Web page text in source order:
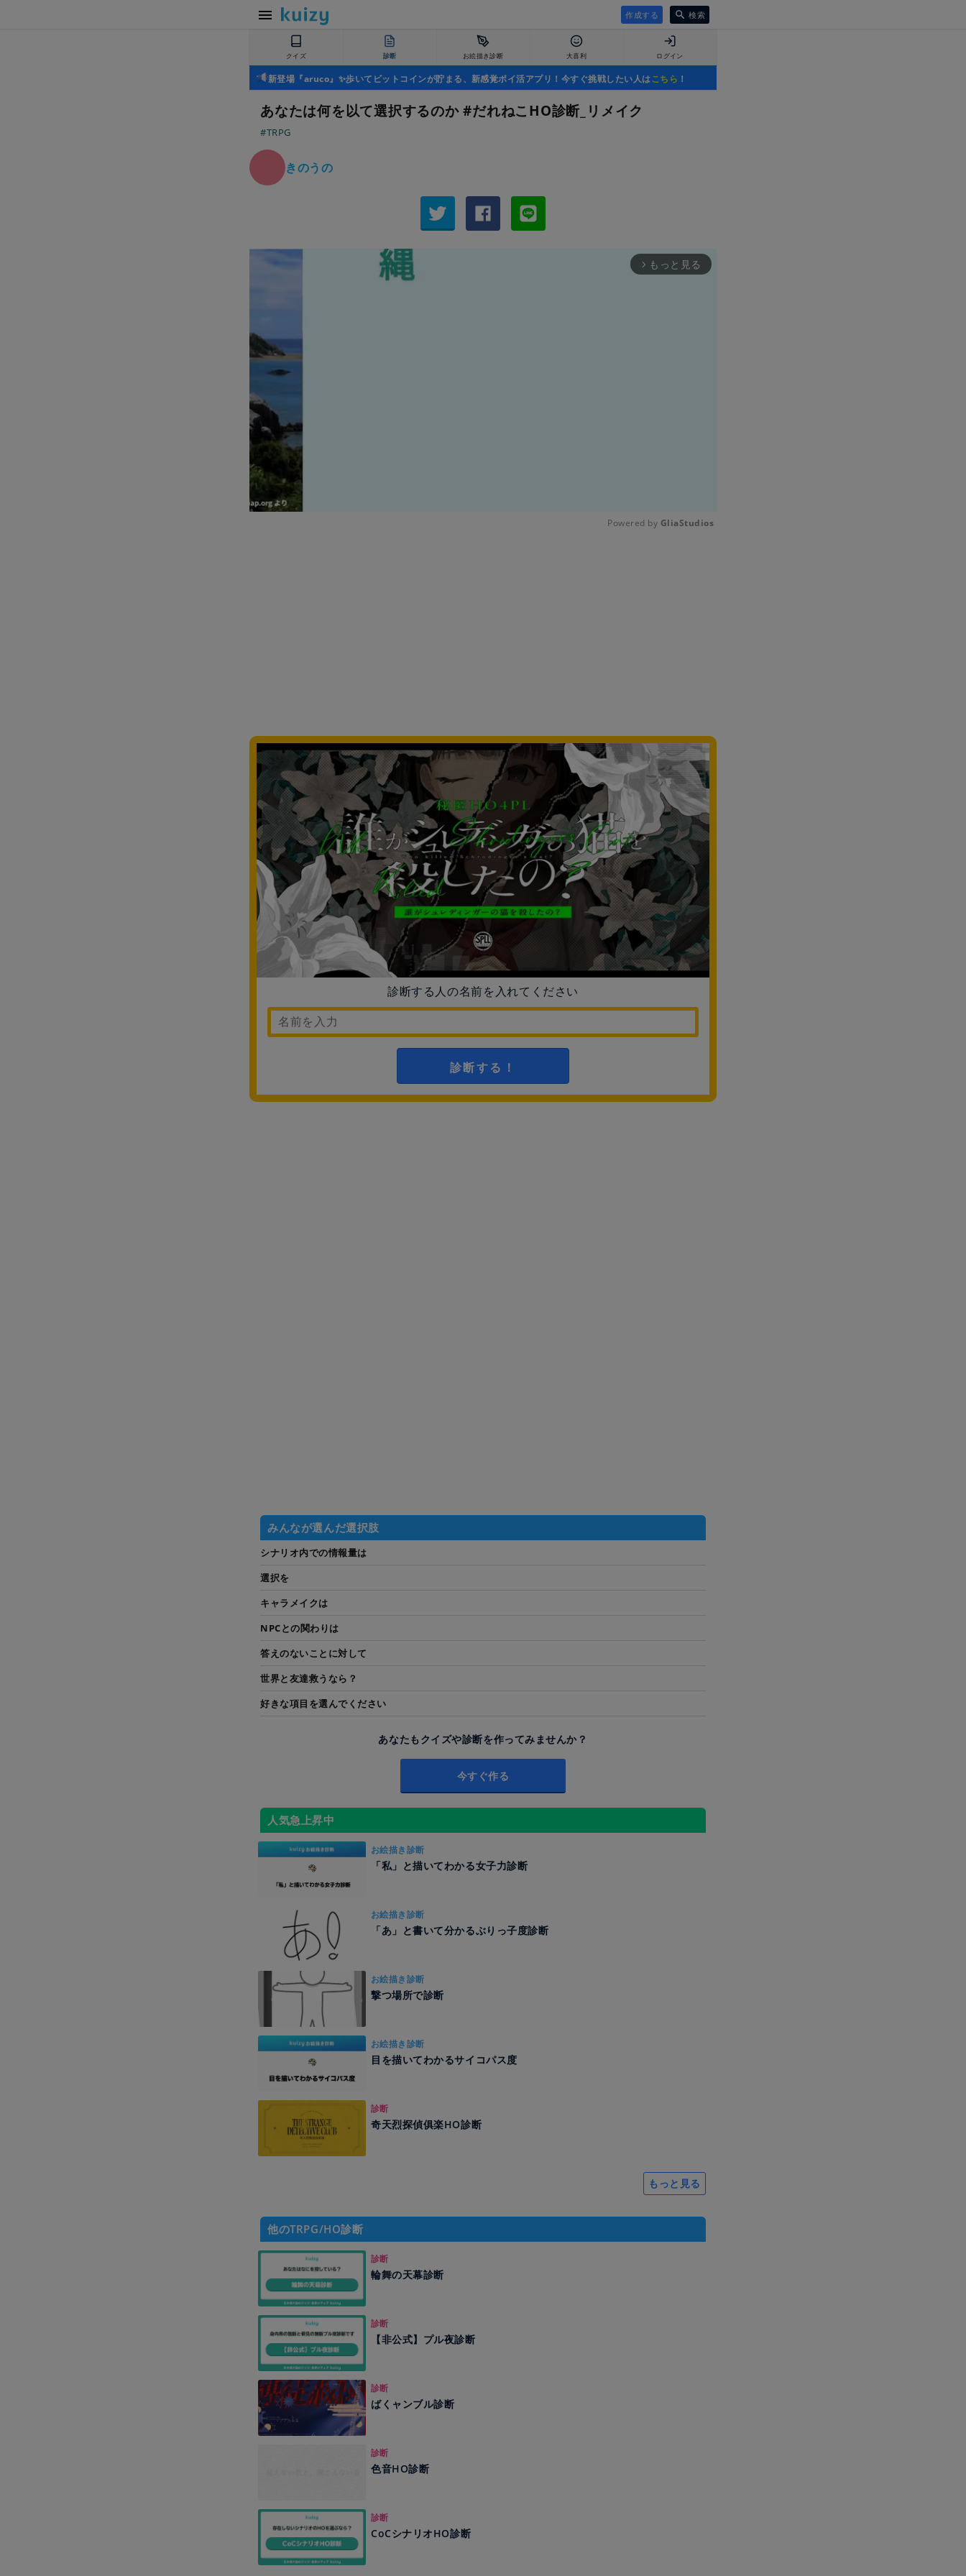
作成する 検索
クイズ 診断 お絵描き診断 大喜利 ログイン
新登場『aruco』✨歩いてビットコインが貯まる、新感覚ポイ活アプリ！今すぐ挑戦したい人はこちら ！
あなたは何を以て選択するのか #だれねこHO診断_リメイク
#TRPG
きのうの
arrow_forward_ios もっと見る
Powered by GliaStudios
診断する人の名前を入れてください
診断する！
みんなが選んだ選択肢
シナリオ内での情報量は
選択を
キャラメイクは
NPCとの関わりは
答えのないことに対して
世界と友達救うなら？
好きな項目を選んでください
あなたもクイズや診断を作ってみませんか？
今すぐ作る
人気急上昇中
お絵描き診断
「私」と描いてわかる女子力診断
お絵描き診断
「あ」と書いて分かるぶりっ子度診断
お絵描き診断
撃つ場所で診断
お絵描き診断
目を描いてわかるサイコパス度
診断
奇天烈探偵俱楽HO診断
もっと見る
他のTRPG/HO診断
診断
輪舞の天幕診断
診断
【非公式】プル夜診断
診断
ばくャンブル診断
診断
色音HO診断
診断
CoCシナリオHO診断